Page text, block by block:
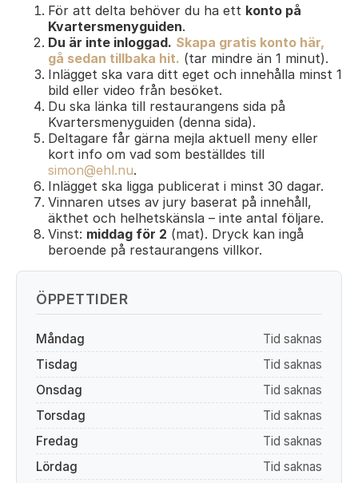
För att delta behöver du ha ett konto på
Kvartersmenyguiden.
Du är inte inloggad. Skapa gratis konto här,
gå sedan tillbaka hit. (tar mindre än 1 minut).
Inlägget ska vara ditt eget och innehålla minst 1
bild eller video från besöket.
Du ska länka till restaurangens sida på
Kvartersmenyguiden (denna sida).
Deltagare får gärna mejla aktuell meny eller
kort info om vad som beställdes till
simon@ehl.nu.
Inlägget ska ligga publicerat i minst 30 dagar.
Vinnaren utses av jury baserat på innehåll,
äkthet och helhetskänsla – inte antal följare.
Vinst: middag för 2 (mat). Dryck kan ingå
beroende på restaurangens villkor.
ÖPPETTIDER
Måndag
Tid saknas
Tisdag
Tid saknas
Onsdag
Tid saknas
Torsdag
Tid saknas
Fredag
Tid saknas
Lördag
Tid saknas